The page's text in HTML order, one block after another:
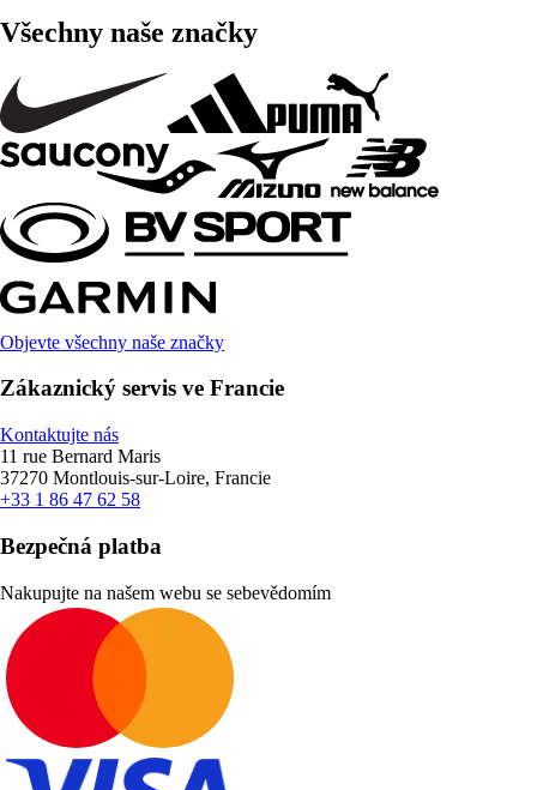
Všechny naše značky
Objevte všechny naše značky
Zákaznický servis ve Francie
Kontaktujte nás
11 rue Bernard Maris
37270 Montlouis-sur-Loire, Francie
+33 1 86 47 62 58
Bezpečná platba
Nakupujte na našem webu se sebevědomím